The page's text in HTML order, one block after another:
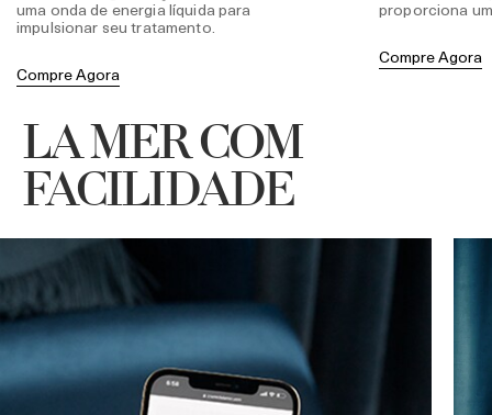
uma onda de energia líquida para
impulsionar seu tratamento.
Compre Agora
proporciona
Compre Agora
LA MER COM
FACILIDADE